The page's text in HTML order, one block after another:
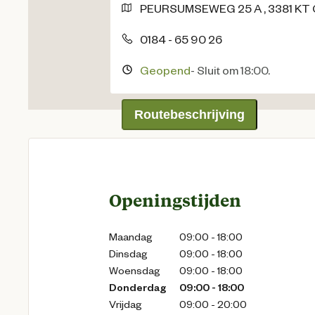
PEURSUMSEWEG 25 A 3381 KT
0184 - 65 90 26
Geopend- Sluit om 18:00.
Routebeschrijving
Openingstijden
Maandag
09:00 - 18:00
Dinsdag
09:00 - 18:00
Woensdag
09:00 - 18:00
Donderdag
09:00 - 18:00
Vrijdag
09:00 - 20:00